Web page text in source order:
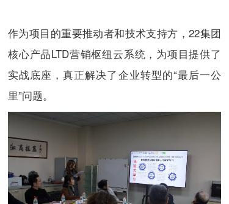
作为项目的重要推动者和技术支持方，22集团
核心产品LTD营销枢纽云系统，为项目提供了
实战底座，真正解决了企业转型的“最后一公
里”问题。